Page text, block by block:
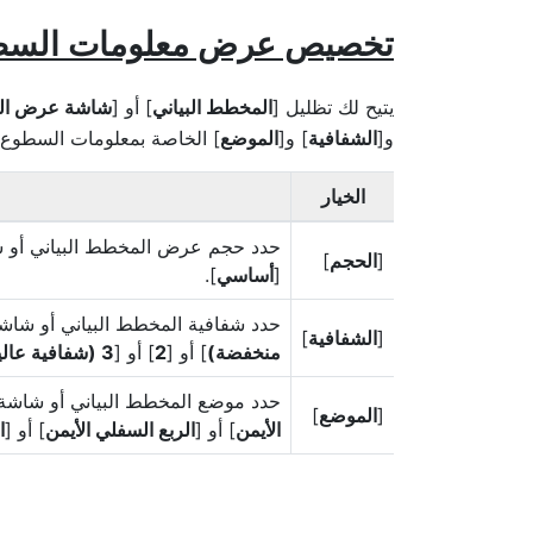
تخصيص عرض معلومات
يتيح لك تظليل [المخطط البياني] أو [شاشة عرض
و[الشفافية] و[الموضع] الخاصة بمعلومات
الخيار
[الحجم]
حدد حجم عرض المخطط البياني
[أساسي].
[الشفافية]
حدد شفافية المخطط البياني أو
منخفضة)] أو [2] أو [3 (شفافية عالية)
[الموضع]
حدد موضع المخطط البياني أو
الأيمن] أو [الربع السفلي الأيمن] أو [